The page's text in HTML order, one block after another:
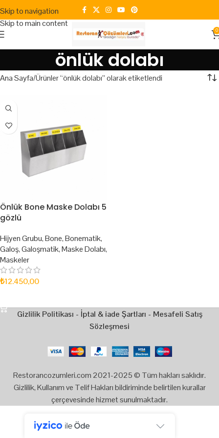
Skip to navigation
Skip to main content
0
önlük dolabı
Ana Sayfa Ürünler “önlük dolabı” olarak etiketlendi
Önlük Bone Maske Dolabı 5
gözlü
Hijyen Grubu,Bone,Bonematik,
Galoş,Galoşmatik,Maske Dolabı,
Maskeler
₺12.450,00
Gizlilik Politikası - İptal & iade Şartları - Mesafeli Satış
Sözleşmesi
Restorancozumleri.com 2021-2025 © Tüm hakları saklıdır.
Gizlilik, Kullanım ve Telif Hakları bildiriminde belirtilen kurallar
çerçevesinde hizmet sunulmaktadır.